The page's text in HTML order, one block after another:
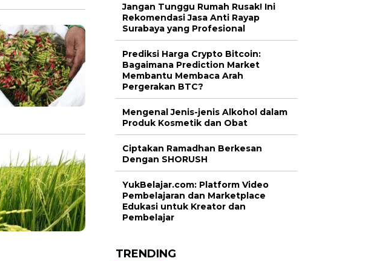
Jangan Tunggu Rumah Rusak! Ini
Rekomendasi Jasa Anti Rayap
Surabaya yang Profesional
Prediksi Harga Crypto Bitcoin:
Bagaimana Prediction Market
Membantu Membaca Arah
Pergerakan BTC?
Mengenal Jenis-jenis Alkohol dalam
Produk Kosmetik dan Obat
Ciptakan Ramadhan Berkesan
Dengan SHORUSH
YukBelajar.com: Platform Video
Pembelajaran dan Marketplace
Edukasi untuk Kreator dan
Pembelajar
TRENDING